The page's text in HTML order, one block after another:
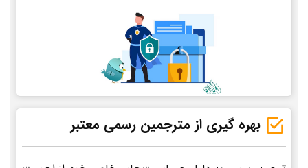
بهره گیری از مترجمین رسمی معتبر